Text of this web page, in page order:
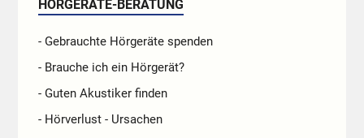
HÖRGERÄTE-BERATUNG
- Gebrauchte Hörgeräte spenden
- Brauche ich ein Hörgerät?
- Guten Akustiker finden
- Hörverlust - Ursachen